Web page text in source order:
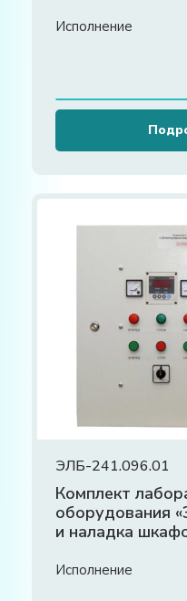
Исполнение
ЭЛБ-241.096.01
Комплект
оборудования
и наладка
Исполнение